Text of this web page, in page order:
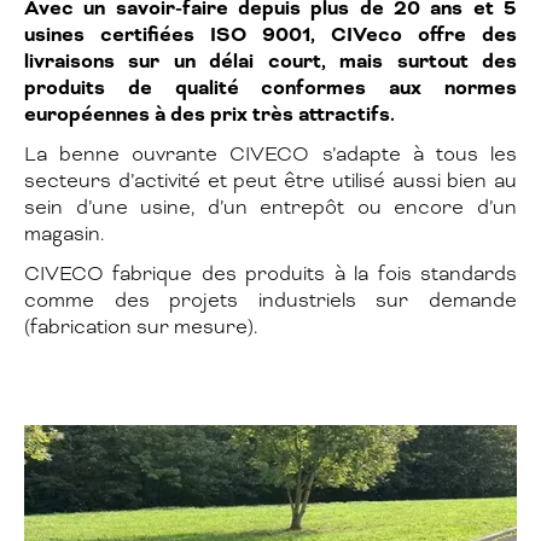
Avec un savoir-faire depuis plus de 20 ans et 5
usines certifiées ISO 9001, CIVeco offre des
livraisons sur un délai court, mais surtout des
produits de qualité conformes aux normes
européennes à des prix très attractifs.
La benne ouvrante CIVECO s’adapte à tous les
secteurs d’activité et peut être utilisé aussi bien au
sein d’une usine, d’un entrepôt ou encore d’un
magasin.
CIVECO fabrique des produits à la fois standards
comme des projets industriels sur demande
(fabrication sur mesure).